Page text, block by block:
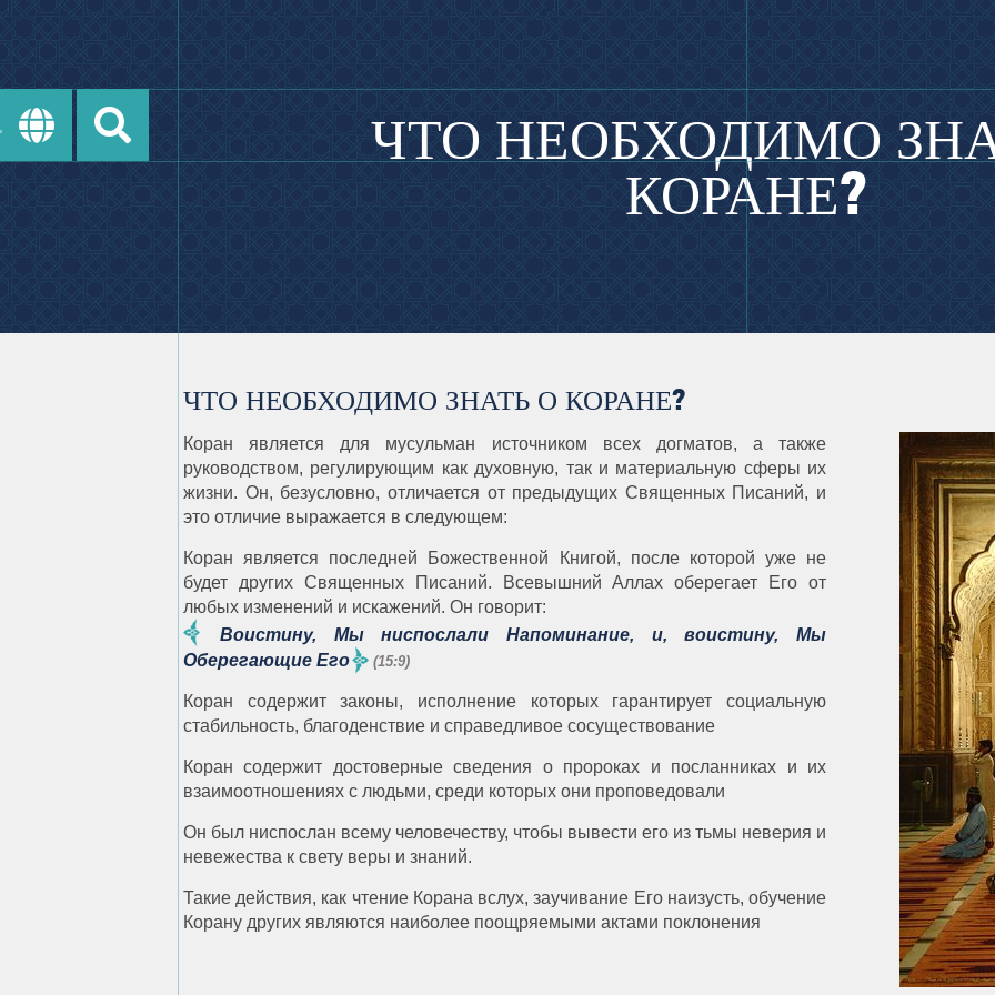
ЧТО НЕОБХОДИМО
КОРАНЕ?
ЧТО НЕОБХОДИМО ЗНАТЬ О КОРАНЕ?
Коран является для мусульман источником всех догматов, а также
руководством, регулирующим как духовную, так и материальную сферы их
жизни. Он, безусловно, отличается от предыдущих Священных Писаний, и
это отличие выражается в следующем:
Коран является последней Божественной Книгой, после которой уже не
будет других Священных Писаний. Всевышний Аллах оберегает Его от
любых изменений и искажений. Он говорит:
Воистину, Мы ниспослали Напоминание, и, воистину, Мы
Оберегающие Его
(15:9)
Коран содержит законы, исполнение которых гарантирует социальную
стабильность, благоденствие и справедливое сосуществование
Коран содержит достоверные сведения о пророках и посланниках и их
взаимоотношениях с людьми, среди которых они проповедовали
Он был ниспослан всему человечеству, чтобы вывести его из тьмы неверия и
невежества к свету веры и знаний.
Такие действия, как чтение Корана вслух, заучивание Его наизусть, обучение
Корану других являются наиболее поощряемыми актами поклонения